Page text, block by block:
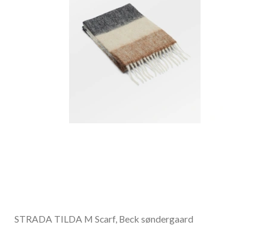
STRADA TILDA M Scarf, Beck søndergaard